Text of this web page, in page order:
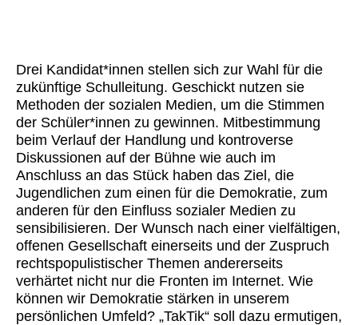
Drei Kandidat*innen stellen sich zur Wahl für die
zukünftige Schulleitung. Geschickt nutzen sie
Methoden der sozialen Medien, um die Stimmen
der Schüler*innen zu gewinnen. Mitbestimmung
beim Verlauf der Handlung und kontroverse
Diskussionen auf der Bühne wie auch im
Anschluss an das Stück haben das Ziel, die
Jugendlichen zum einen für die Demokratie, zum
anderen für den Einfluss sozialer Medien zu
sensibilisieren. Der Wunsch nach einer vielfältigen,
offenen Gesellschaft einerseits und der Zuspruch
rechtspopulistischer Themen andererseits
verhärtet nicht nur die Fronten im Internet. Wie
können wir Demokratie stärken in unserem
persönlichen Umfeld? „TakTik“ soll dazu ermutigen,